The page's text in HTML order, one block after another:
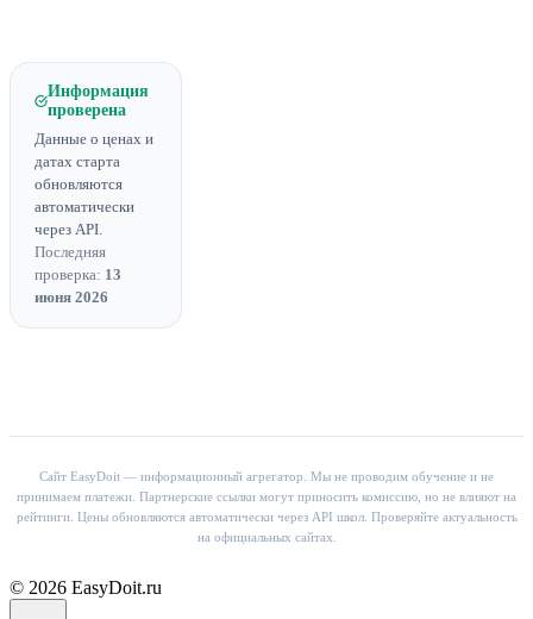
Информация
проверена
Данные о ценах и
датах старта
обновляются
автоматически
через API.
Последняя
проверка: 13
июня 2026
Сайт EasyDoit — информационный агрегатор. Мы не проводим обучение и не
принимаем платежи. Партнерские ссылки могут приносить комиссию, но не влияют на
рейтинги. Цены обновляются автоматически через API школ. Проверяйте актуальность
на официальных сайтах.
© 2026 EasyDoit.ru